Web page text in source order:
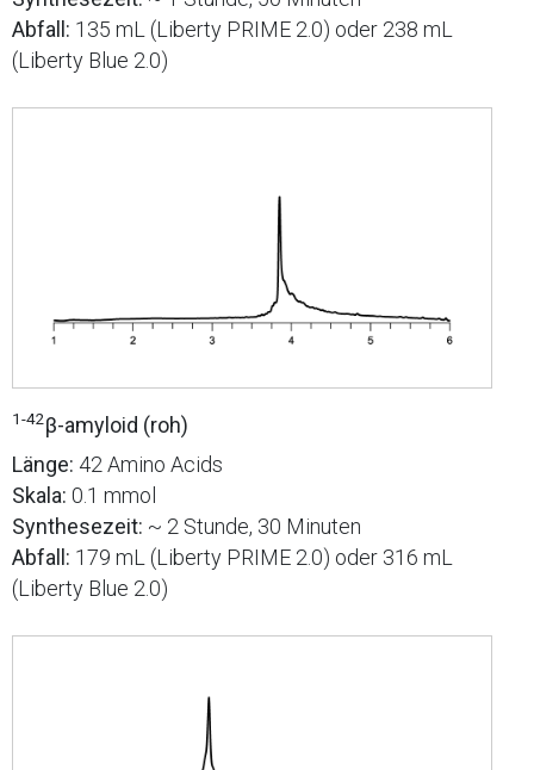
Abfall: 135 mL (Liberty PRIME 2.0) oder 238 mL
(Liberty Blue 2.0)
1-42β-amyloid (roh)
Länge: 42 Amino Acids
Skala: 0.1 mmol
Synthesezeit: ~ 2 Stunde, 30 Minuten
Abfall: 179 mL (Liberty PRIME 2.0) oder 316 mL
(Liberty Blue 2.0)